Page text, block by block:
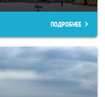
ПОДРОБНЕЕ